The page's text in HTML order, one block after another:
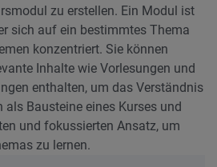
zu erstellen. Ein Modul ist
sich auf ein bestimmtes Thema
konzentriert. Sie können
Inhalte wie Vorlesungen und
enthalten, um das Verständnis
als Bausteine eines Kurses und
und fokussierten Ansatz, um
zu lernen.